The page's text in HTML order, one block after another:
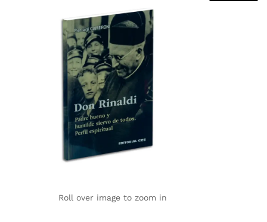
Roll over image to zoom in